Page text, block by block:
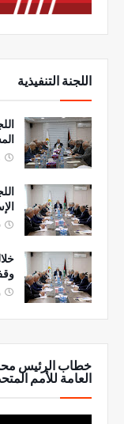
اللجنة التنفيذية
العامة للأمم